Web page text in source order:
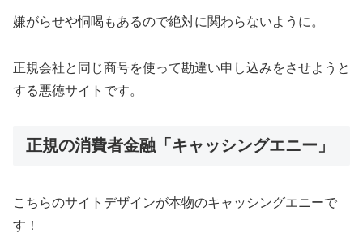
嫌がらせや恫喝もあるので絶対に関わらないように。
正規会社と同じ商号を使って勘違い申し込みをさせようと
する悪徳サイトです。
正規の消費者金融「キャッシングエニー」
こちらのサイトデザインが本物のキャッシングエニーで
す！